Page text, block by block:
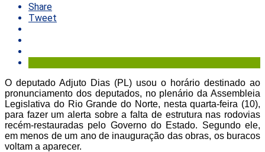
Share
Tweet
O deputado Adjuto Dias (PL) usou o horário destinado ao
pronunciamento dos deputados, no plenário da Assembleia
Legislativa do Rio Grande do Norte, nesta quarta-feira (10),
para fazer um alerta sobre a falta de estrutura nas rodovias
recém-restauradas pelo Governo do Estado. Segundo ele,
em menos de um ano de inauguração das obras, os buracos
voltam a aparecer.